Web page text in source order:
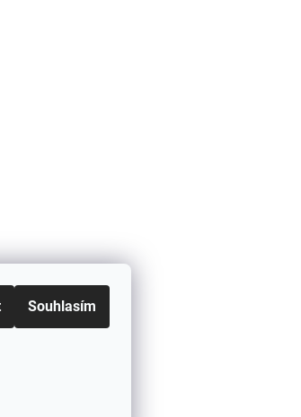
Souhlasím